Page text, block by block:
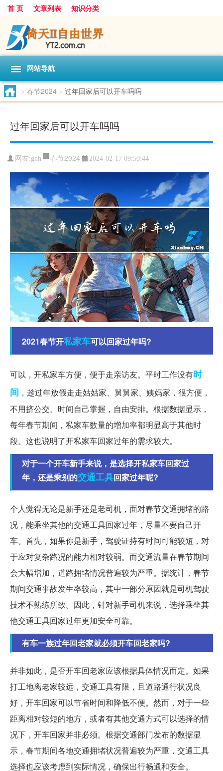
首 页 文章列表 知识分类
网站导航
> 春节2024 > 过年回家后可以开车吗吗
过年回家后可以开车吗吗
网友:gnh 春节2024 2024-02-17 09:50:44
2021春节开私家车可以回家过年吗?
可以，开私家车方便，便于走亲访友。平时工作没有时
间 ，趁过年放假走走姑姑家、舅舅家、姨妈家，很方便，
不用挤公交。时间自己掌握，自由安排。根据数据显示，
每年春节期间，私家车数量的增加率都明显高于其他时
段。这也说明了开私家车回家过年的需求较大。
对于一个开车新手来说，是选择开私家车回家过
年，还是乘别的交通工具回家过年呢?
个人觉得无论是新手还是老司机，面对春节交通拥堵的路
况，能乘坐其他的交通工具回家过年，尽量不要自己开
车。首先，如果你是新手，驾驶证持有时间可能较短，对
于应对复杂路况的能力相对较弱。而交通流量在春节期间
会大幅增加，道路拥堵情况普遍较为严重。据统计，春节
期间交通事故发生率较高，其中一部分原因就是司机驾驶
技术不熟练所致。因此，针对新手司机来说，选择乘坐其
他交通工具回家过年更加安全可靠。
有车一族过年回老家就必须开车回老家吗?
并非如此，是否开车回老家应该根据具体情况而定。如果
打工地离老家较远，交通工具有限，且道路通行状况良
好，开车回家可以节省时间和降低不便。然而，对于一些
距离相对较短的地方，或者有其他交通方式可以选择的情
况下，开车回家并非必须。根据交通部门发布的数据显
示，春节期间各地交通拥堵状况普遍较为严重，交通工具
选择也应该考虑到实际情况，确保出行畅通和安全。